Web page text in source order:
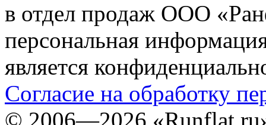
в отдел продаж ООО
персональная
является
Согласие на обработку